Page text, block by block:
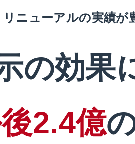
ニューアルの実績が
の効果
2.4億